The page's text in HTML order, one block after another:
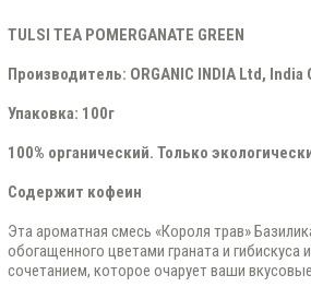
TULSI TEA POMERGANATE GREEN
Производитель: ORGANIC INDIA Ltd, India
Упаковка: 100г
100% органический. Только
Содержит кофеин
Эта ароматная смесь «Короля трав»
обогащенного цветами граната и
сочетанием, которое очарует ваши